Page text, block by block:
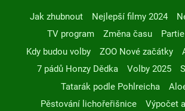
Jak zhubnout Nejlepší filmy 2024
TV program
Změna času Partie
Kdy budou volby
ZOO Nové začátky
7 pádů Honzy Dědka
Volby 2025
Tatarák podle Pohlreicha
Pěstování lichořeřišnice
Výpočet